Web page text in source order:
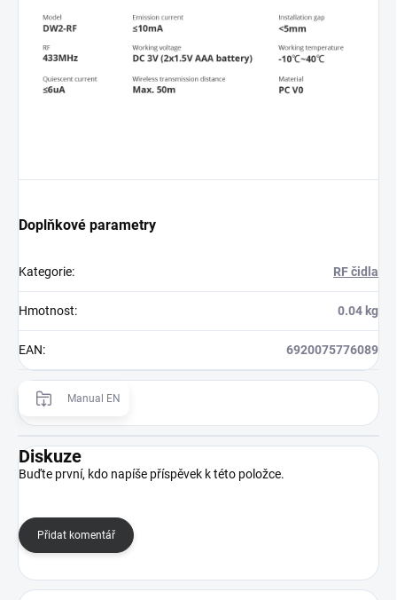
Doplňkové parametry
Kategorie: RF čidla
Hmotnost: 0.04 kg
EAN: 6920075776089
Manual EN
Diskuze
Buďte první, kdo napíše příspěvek k této položce.
Přidat komentář